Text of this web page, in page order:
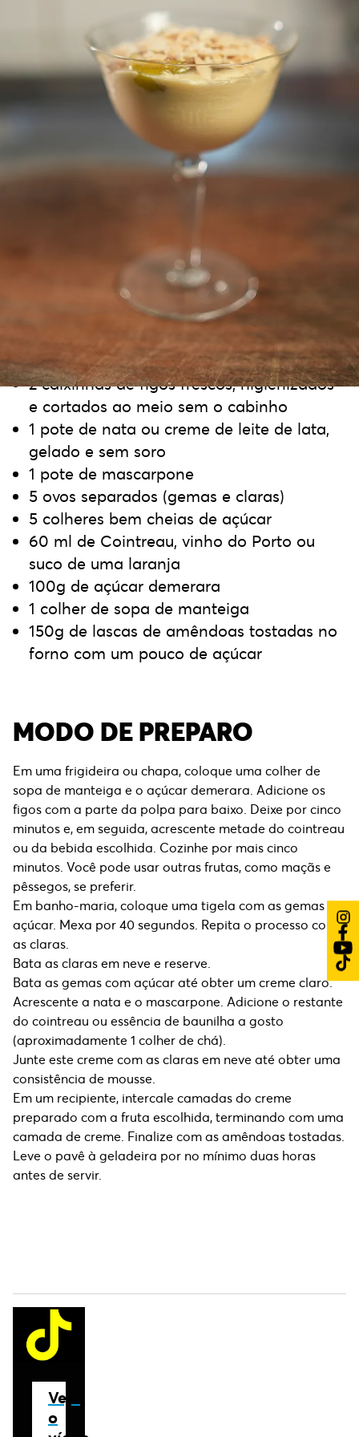
Receita por Lucia Sequerra, chef e
INGREDIENTES
2 caixinhas de figos frescos, higienizados
e cortados ao meio sem o cabinho
1 pote de nata ou creme de leite de lata,
gelado e sem soro
1 pote de mascarpone
5 ovos separados (gemas e claras)
5 colheres bem cheias de açúcar
60 ml de Cointreau, vinho do Porto ou
suco de uma laranja
100g de açúcar demerara
1 colher de sopa de manteiga
150g de lascas de amêndoas tostadas no
forno com um pouco de açúcar
MODO DE PREPARO
Em uma frigideira ou chapa, coloque uma colher de
sopa de manteiga e o açúcar demerara. Adicione os
figos com a parte da polpa para baixo. Deixe por cinco
minutos e, em seguida, acrescente metade do cointreau
ou da bebida escolhida. Cozinhe por mais cinco
minutos. Você pode usar outras frutas, como maçãs e
pêssegos, se preferir.
Em banho-maria, coloque uma tigela com as gemas e
açúcar. Mexa por 40 segundos. Repita o processo com
as claras.
Bata as claras em neve e reserve.
Bata as gemas com açúcar até obter um creme claro.
Acrescente a nata e o mascarpone. Adicione o restante
do cointreau ou essência de baunilha a gosto
(aproximadamente 1 colher de chá).
Junte este creme com as claras em neve até obter uma
consistência de mousse.
Em um recipiente, intercale camadas do creme
preparado com a fruta escolhida, terminando com uma
camada de creme. Finalize com as amêndoas tostadas.
Leve o pavê à geladeira por no mínimo duas horas
antes de servir.
Veja
o